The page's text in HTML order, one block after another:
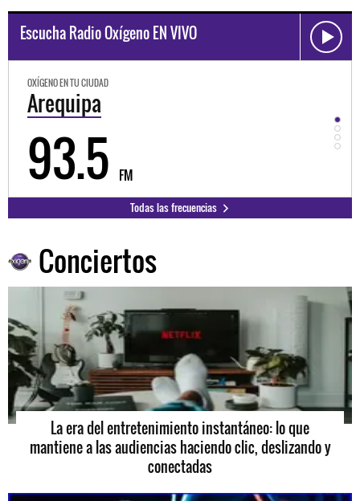
Escucha Radio Oxígeno EN VIVO
OXÍGENO EN TU CIUDAD
Trujillo
98.3 FM
Todas las frecuencias
Conciertos
La era del entretenimiento instantáneo: lo que
mantiene a las audiencias haciendo clic, deslizando y
conectadas